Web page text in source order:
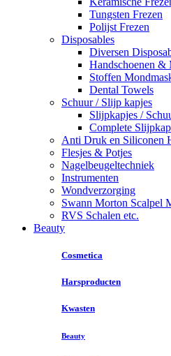
Tungsten Frezen
Polijst Frezen
Disposables
Diversen
Handschoenen &
Stoffen
Dental Towels
Schuur / Slijp kapjes
Slijpkapjes /
Complete
Anti Druk en Siliconen
Flesjes & Potjes
Nagelbeugeltechniek
Instrumenten
Wondverzorging
Swann Morton Scalpel
RVS Schalen etc.
Beauty
Cosmetica
Harsproducten
Kwasten
Beauty